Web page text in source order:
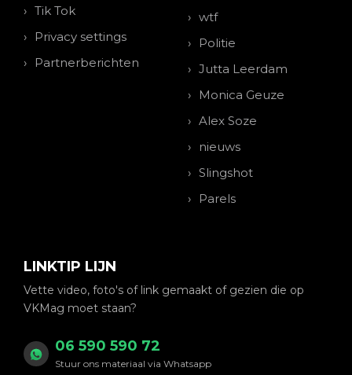
Tik Tok
Privacy settings
Partnerberichten
wtf
Politie
Jutta Leerdam
Monica Geuze
Alex Soze
nieuws
Slingshot
Parels
LINKTIP LIJN
Vette video, foto's of link gemaakt of gezien die op
VKMag moet staan?
06 590 590 72
Stuur ons materiaal via Whatsapp